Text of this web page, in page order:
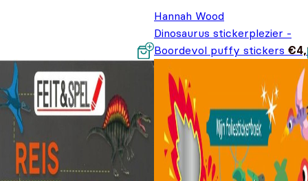
Hannah Wood
Dinosaurus stickerplezier -
Boordevol puffy stickers €